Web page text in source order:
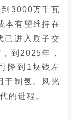
到3000万千瓦
本有望维持在
已进入质子交
到2025年，
降到1块钱左
于制氢。风光
的进程。